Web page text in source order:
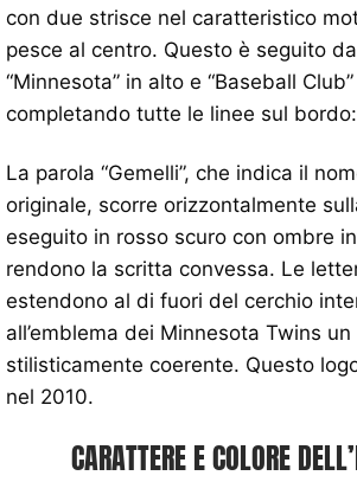
con due strisce nel caratteristico
pesce al centro. Questo è seguito
“Minnesota” in alto e “Baseball
completando tutte le linee sul
La parola “Gemelli”, che indica il
originale, scorre orizzontalmente
eseguito in rosso scuro con ombre
rendono la scritta convessa. Le
estendono al di fuori del cerchio
all’emblema dei Minnesota Twins
stilisticamente coerente. Questo
nel 2010.
CARATTERE E COLORE